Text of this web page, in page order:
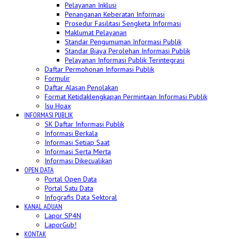
Pelayanan Inklusi
Penanganan Keberatan Informasi
Prosedur Fasilitasi Sengketa Informasi
Maklumat Pelayanan
Standar Pengumuman Informasi Publik
Standar Biaya Perolehan Informasi Publik
Pelayanan Informasi Publik Terintegrasi
Daftar Permohonan Informasi Publik
Formulir
Daftar Alasan Penolakan
Format Ketidaklengkapan Permintaan Informasi Publik
Isu Hoax
INFORMASI PUBLIK
SK Daftar Informasi Publik
Informasi Berkala
Informasi Setiap Saat
Informasi Serta Merta
Informasi Dikecualikan
OPEN DATA
Portal Open Data
Portal Satu Data
Infografis Data Sektoral
KANAL ADUAN
Lapor SP4N
LaporGub!
KONTAK